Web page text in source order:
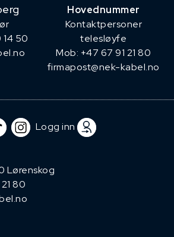
50
Hovednummer
Kontaktpersoner
telesløyfe
Mob: +47 67 91 21 80
firmapost@nek-kabel.no
Logg inn
Lørenskog
80